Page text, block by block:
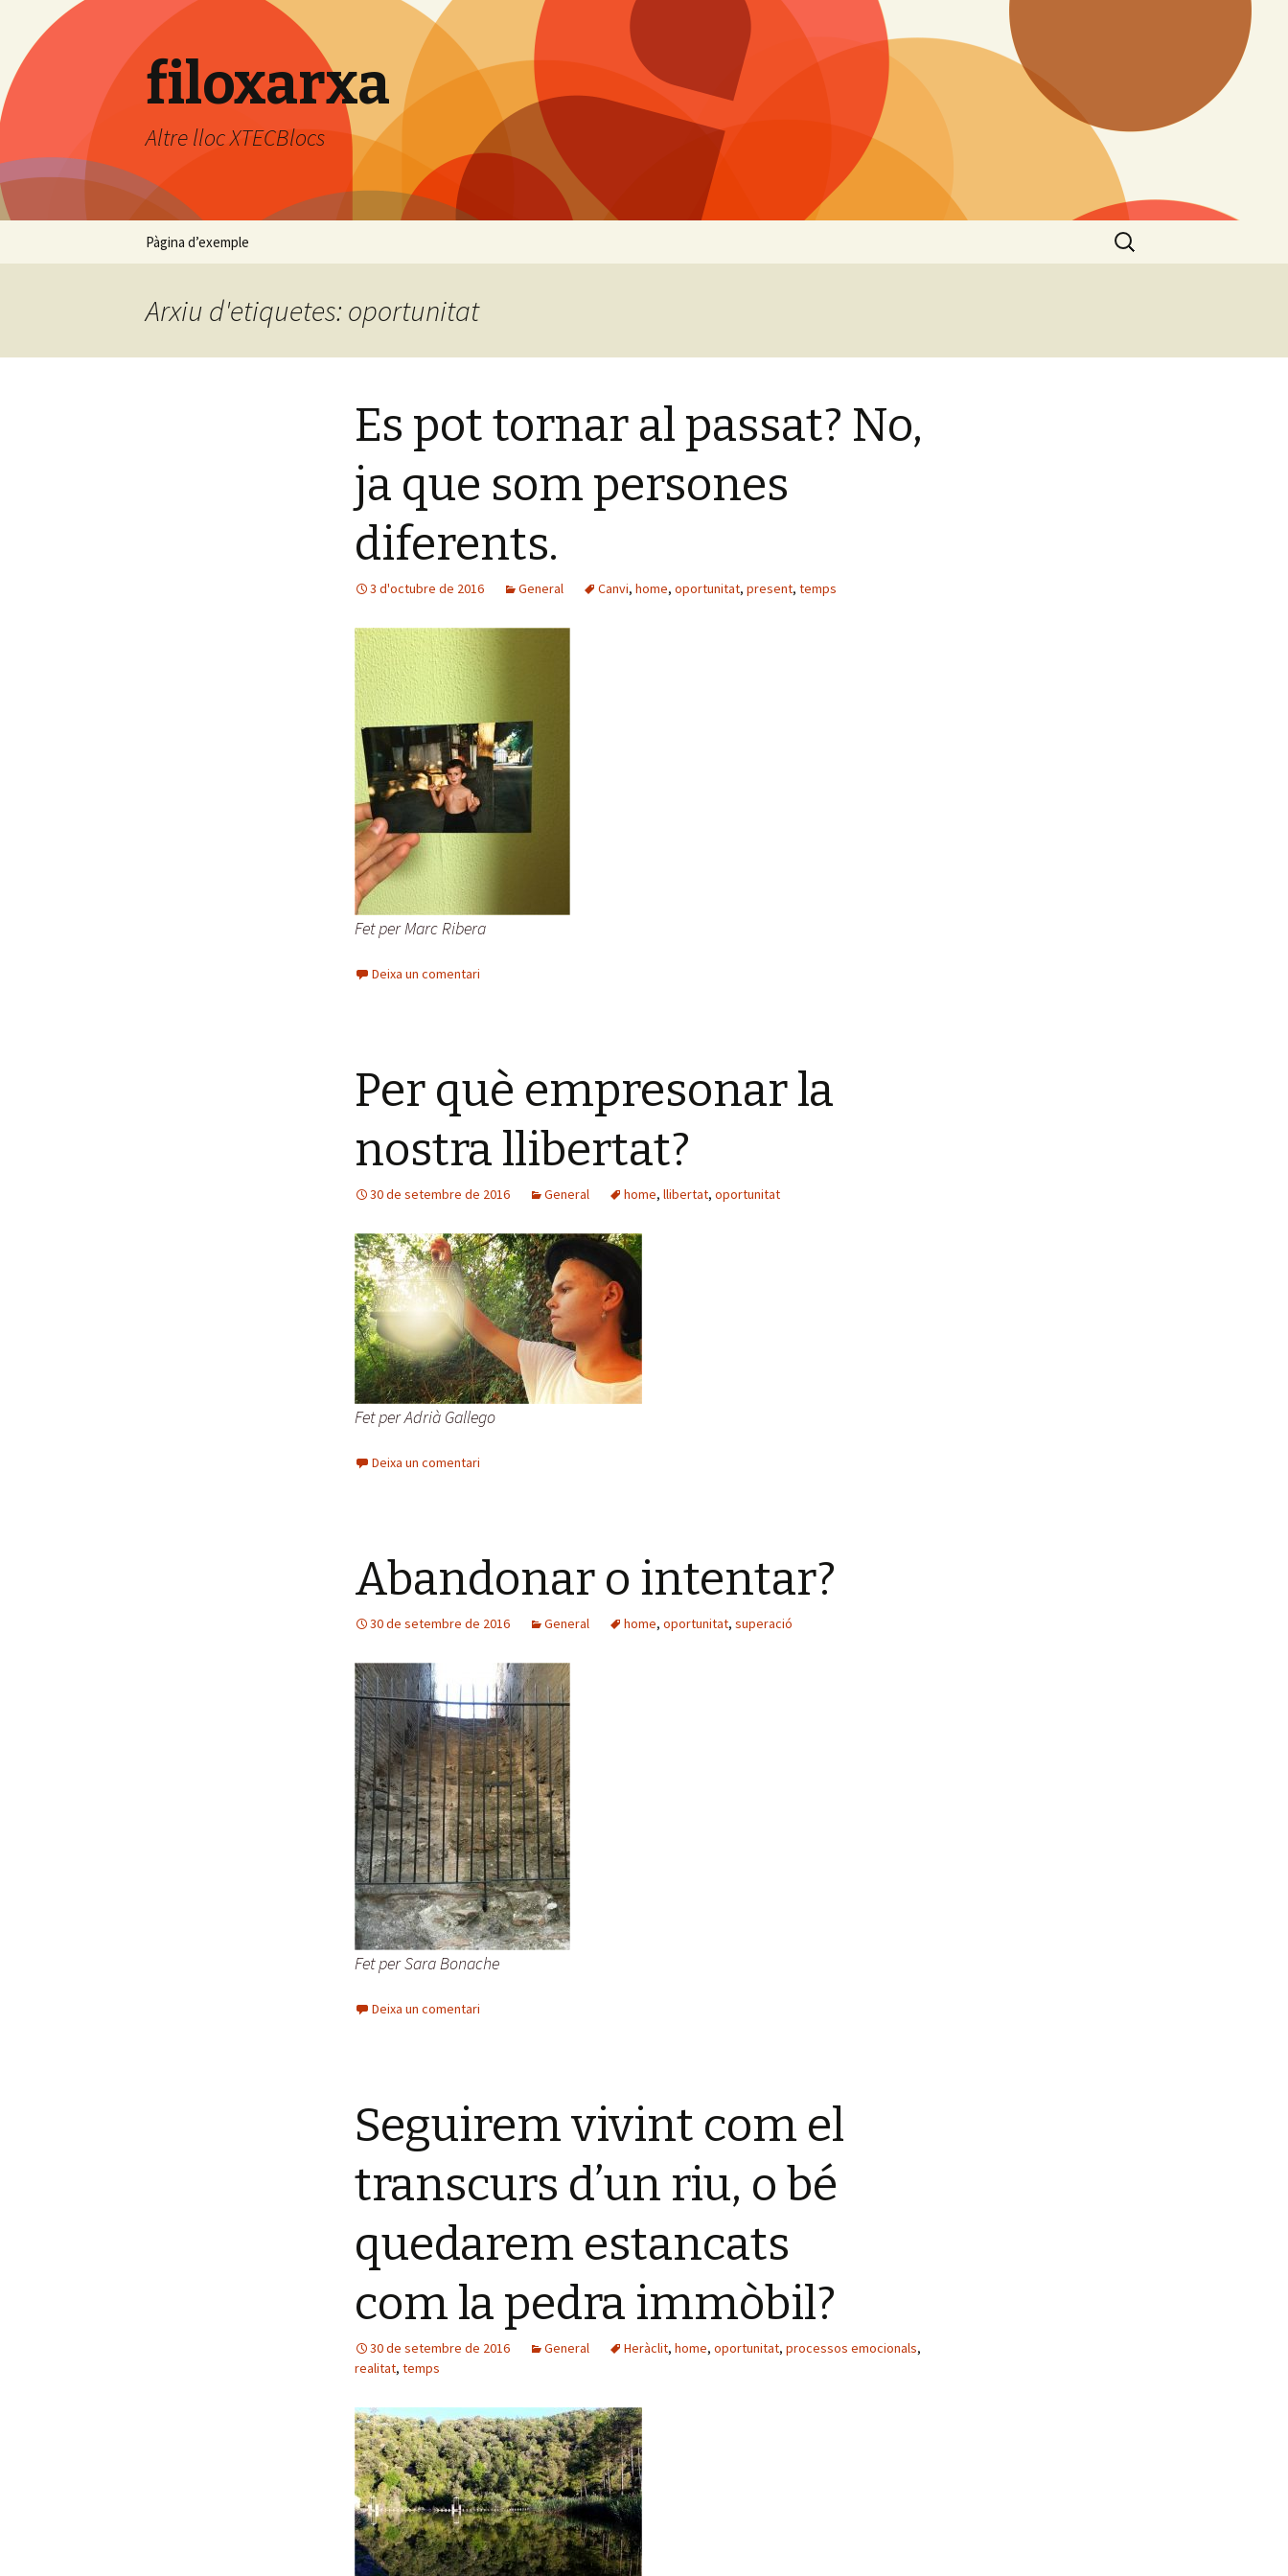
filoxarxa
Altre lloc XTECBlocs
Vés
Pàgina d’exemple Cerca:
Arxiu d'etiquetes: oportunitat
Es pot tornar al passat? No,
ja que som persones
diferents.
3 d'octubre de 2016 General Canvi, home, oportunitat, present, temps
Fet per Marc Ribera
Deixa un comentari
Per què empresonar la
nostra llibertat?
30 de setembre de 2016 General home, llibertat, oportunitat
Fet per Adrià Gallego
Deixa un comentari
Abandonar o intentar?
30 de setembre de 2016 General home, oportunitat, superació
Fet per Sara Bonache
Deixa un comentari
Seguirem vivint com el
transcurs d’un riu, o bé
quedarem estancats
com la pedra immòbil?
30 de setembre de 2016 General Heràclit, home, oportunitat, processos emocionals,
realitat, temps